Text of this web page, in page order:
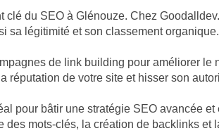
clé du SEO à Glénouze. Chez
sa légitimité et son classement organique.
de link building pour améliorer
réputation de votre site et hisser son
pour bâtir une stratégie SEO avancée
des mots-clés, la création de backlinks